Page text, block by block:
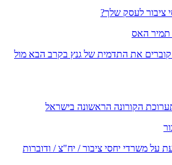
ציבור לעסק שלך?
את התדמית של גנץ בקרב הבא מול
הקורונה הראשונה בישראל
על משרדי יחסי ציבור / יח"צ / ודוברות